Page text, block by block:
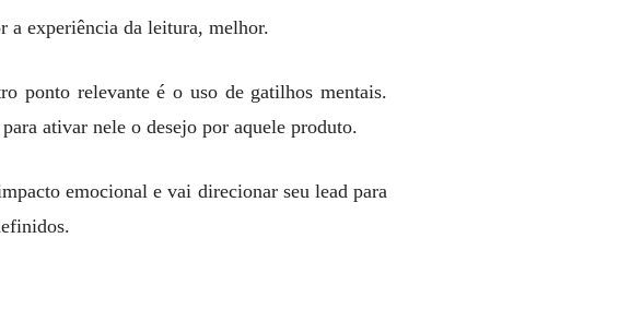
a experiência da leitura, melhor.
ponto relevante é o uso de gatilhos mentais.
ativar nele o desejo por aquele produto.
emocional e vai direcionar seu lead para